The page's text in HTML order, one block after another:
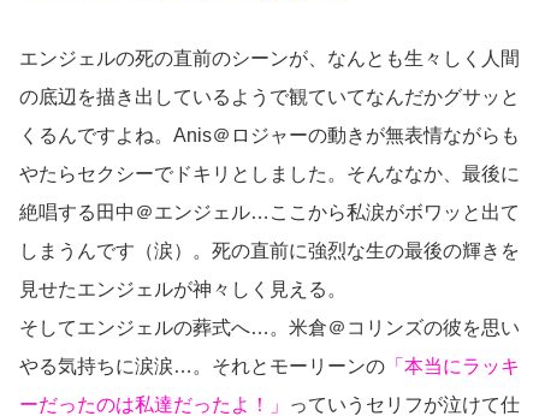
エンジェルの死の直前のシーンが、なんとも生々しく人間
の底辺を描き出しているようで観ていてなんだかグサッと
くるんですよね。Anis＠ロジャーの動きが無表情ながらも
やたらセクシーでドキリとしました。そんななか、最後に
絶唱する田中＠エンジェル…ここから私涙がボワッと出て
しまうんです（涙）。死の直前に強烈な生の最後の輝きを
見せたエンジェルが神々しく見える。
そしてエンジェルの葬式へ…。米倉＠コリンズの彼を思い
やる気持ちに涙涙…。それとモーリーンの 「本当にラッキ
ーだったのは私達だったよ！」
っていうセリフが泣けて仕